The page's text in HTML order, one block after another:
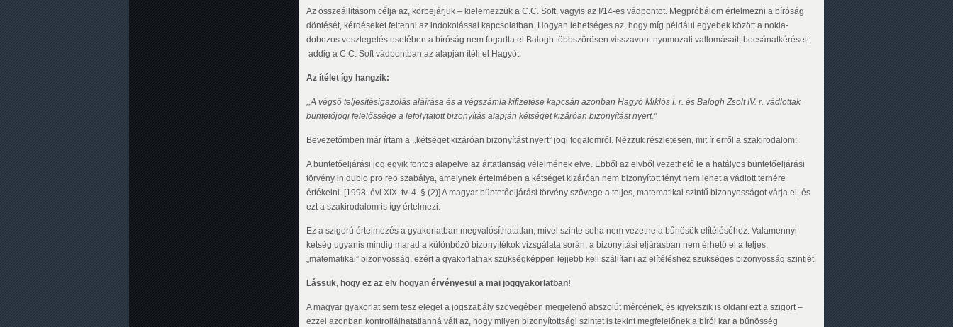
Az összeállításom célja az, körbejárjuk – kielemezzük a C.C. Soft, vagyis az I/14-es vádpontot. Megpróbálom értelmezni a bíróság
döntését, kérdéseket feltenni az indokolással kapcsolatban. Hogyan lehetséges az, hogy míg például egyebek között a nokia-
dobozos vesztegetés esetében a bíróság nem fogadta el Balogh többszörösen visszavont nyomozati vallomásait, bocsánatkéréseit,
addig a C.C. Soft vádpontban az alapján ítéli el Hagyót.
Az ítélet így hangzik:
,,A végső teljesítésigazolás aláírása és a végszámla kifizetése kapcsán azonban Hagyó Miklós I. r. és Balogh Zsolt IV. r. vádlottak
büntetőjogi felelőssége a lefolytatott bizonyítás alapján kétséget kizáróan bizonyítást nyert.”
Bevezetőmben már írtam a ,,kétséget kizáróan bizonyítást nyert” jogi fogalomról. Nézzük részletesen, mit ír erről a szakirodalom:
A büntetőeljárási jog egyik fontos alapelve az ártatlanság vélelmének elve. Ebből az elvből vezethető le a hatályos büntetőeljárási
törvény in dubio pro reo szabálya, amelynek értelmében a kétséget kizáróan nem bizonyított tényt nem lehet a vádlott terhére
értékelni. [1998. évi XIX. tv. 4. § (2)] A magyar büntetőeljárási törvény szövege a teljes, matematikai szintű bizonyosságot várja el, és
ezt a szakirodalom is így értelmezi.
Ez a szigorú értelmezés a gyakorlatban megvalósíthatatlan, mivel szinte soha nem vezetne a bűnösök elítéléséhez. Valamennyi
kétség ugyanis mindig marad a különböző bizonyítékok vizsgálata során, a bizonyítási eljárásban nem érhető el a teljes,
„matematikai” bizonyosság, ezért a gyakorlatnak szükségképpen lejjebb kell szállítani az elítéléshez szükséges bizonyosság szintjét.
Lássuk, hogy ez az elv hogyan érvényesül a mai joggyakorlatban!
A magyar gyakorlat sem tesz eleget a jogszabály szövegében megjelenő abszolút mércének, és igyekszik is oldani ezt a szigort –
ezzel azonban kontrollálhatatlanná vált az, hogy milyen bizonyítottsági szintet is tekint megfelelőnek a bírói kar a bűnösség